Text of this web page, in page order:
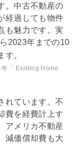
。中古不動産の
経過しても物件
も魅力です。実
2023年までの10
す。
「 Existing Home
れています。不
費を経費計上す
アメリカ不動産
減価償却費も大